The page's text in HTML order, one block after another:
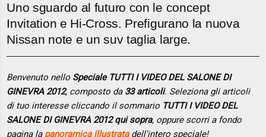
Uno sguardo al futuro con le concept
Invitation e Hi-Cross. Prefigurano la nuova
Nissan note e un suv taglia large.
Benvenuto nello Speciale TUTTI I VIDEO DEL SALONE DI
GINEVRA 2012, composto da 33 articoli. Seleziona gli articoli
di tuo interesse cliccando il sommario TUTTI I VIDEO DEL
SALONE DI GINEVRA 2012 qui sopra, oppure scorri a fondo
pagina la panoramica illustratadell'intero speciale!